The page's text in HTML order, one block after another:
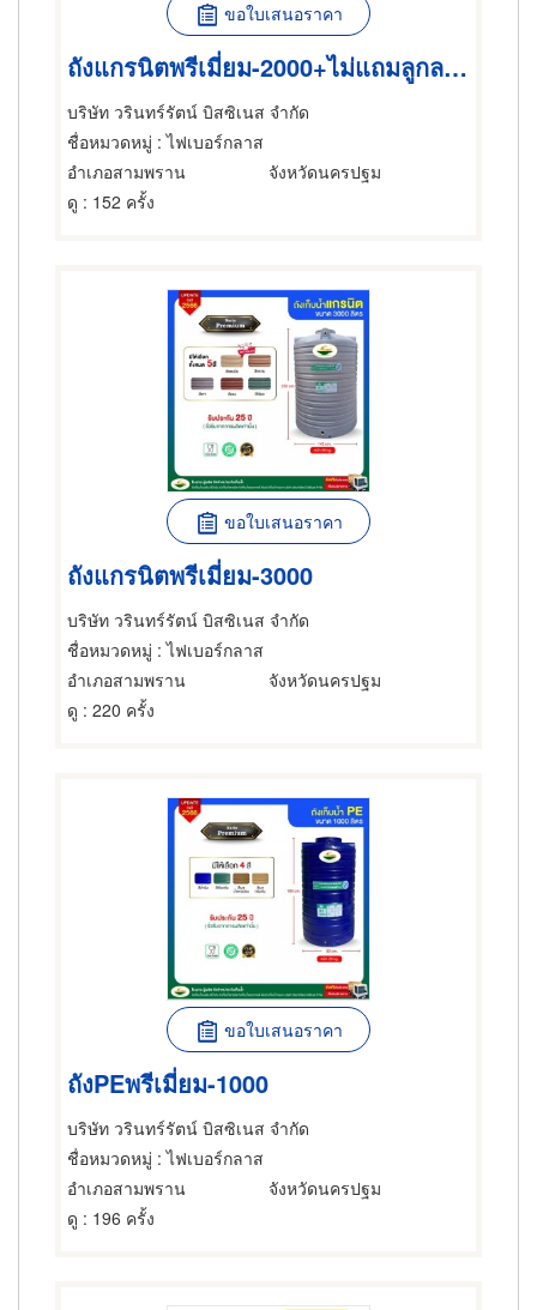
ขอใบเสนอราคา
ถังแกรนิตพรีเมี่ยม-2000+ไม่แถมลูกลอย
บริษัท วรินทร์รัตน์ บิสซิเนส จำกัด
ชื่อหมวดหมู่ : ไฟเบอร์กลาส
อำเภอสามพราน
จังหวัดนครปฐม
ดู : 152 ครั้ง
ขอใบเสนอราคา
ถังแกรนิตพรีเมี่ยม-3000
บริษัท วรินทร์รัตน์ บิสซิเนส จำกัด
ชื่อหมวดหมู่ : ไฟเบอร์กลาส
อำเภอสามพราน
จังหวัดนครปฐม
ดู : 220 ครั้ง
ขอใบเสนอราคา
ถังPEพรีเมี่ยม-1000
บริษัท วรินทร์รัตน์ บิสซิเนส จำกัด
ชื่อหมวดหมู่ : ไฟเบอร์กลาส
อำเภอสามพราน
จังหวัดนครปฐม
ดู : 196 ครั้ง